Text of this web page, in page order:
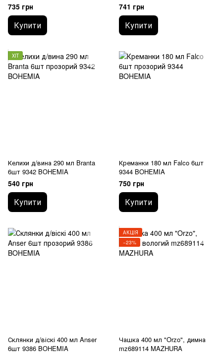
735 грн
Купити
741 грн
Купити
ХІТ
Келихи д/вина 290 мл Branta
6шт 9342 BOHEMIA
540 грн
Купити
Креманки 180 мл Falco 6шт
9344 BOHEMIA
750 грн
Купити
Склянки д/віскі 400 мл Anser
6шт 9386 BOHEMIA
АКЦІЯ
−23%
Чашка 400 мл "Orzo", димна
mz689114 MAZHURA